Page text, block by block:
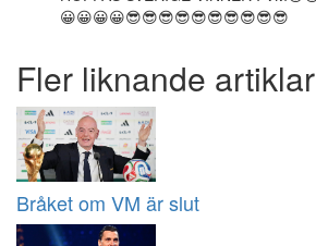
😀😀😀😀😎😎😎😎😎😎😎😎😎😎
Fler liknande artiklar
Bråket om VM är slut